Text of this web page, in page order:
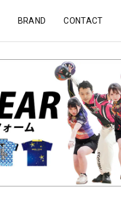
BRAND CONTACT